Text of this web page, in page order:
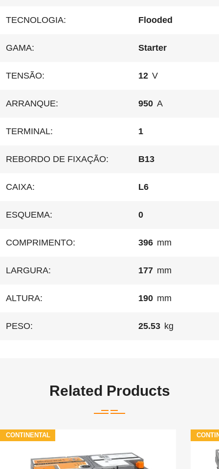
TECNOLOGIA: Flooded
GAMA: Starter
TENSÃO: 12 V
ARRANQUE: 950 A
TERMINAL: 1
REBORDO DE FIXAÇÃO: B13
CAIXA: L6
ESQUEMA: 0
COMPRIMENTO: 396 mm
LARGURA: 177 mm
ALTURA: 190 mm
PESO: 25.53 kg
Related Products
CONTINENTAL